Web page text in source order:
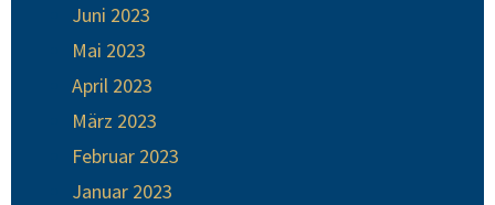
Juni 2023
Mai 2023
April 2023
März 2023
Februar 2023
Januar 2023